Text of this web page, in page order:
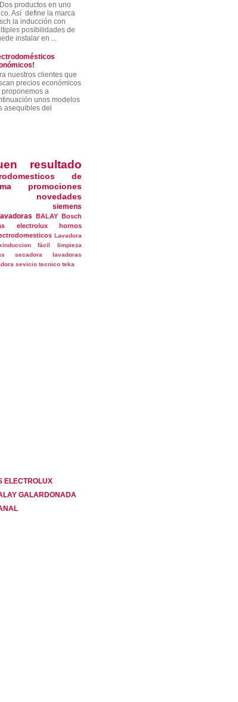
productos en uno
Así define la marca
la inducción con
posibilidades de
instalar en ...
nuestros clientes que
precios económicos
proponemos a
unos modelos
asequibles del
resultado
de
promociones
novedades
siemens
BALAY Bosch
electrolux
hornos
Lavadora
fácil limpieza
secadora
lavadoras
sevicio tecnico teka
ELECTROLUX
GALARDONADA